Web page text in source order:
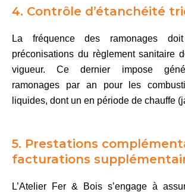
4. Contrôle d’étanchéité
La fréquence des ramonages
préconisations du règlement sanitaire
vigueur. Ce dernier impose
ramonages par an pour les
liquides, dont un en période de chauffe
5. Prestations
facturations
L’Atelier Fer & Bois s’engage à